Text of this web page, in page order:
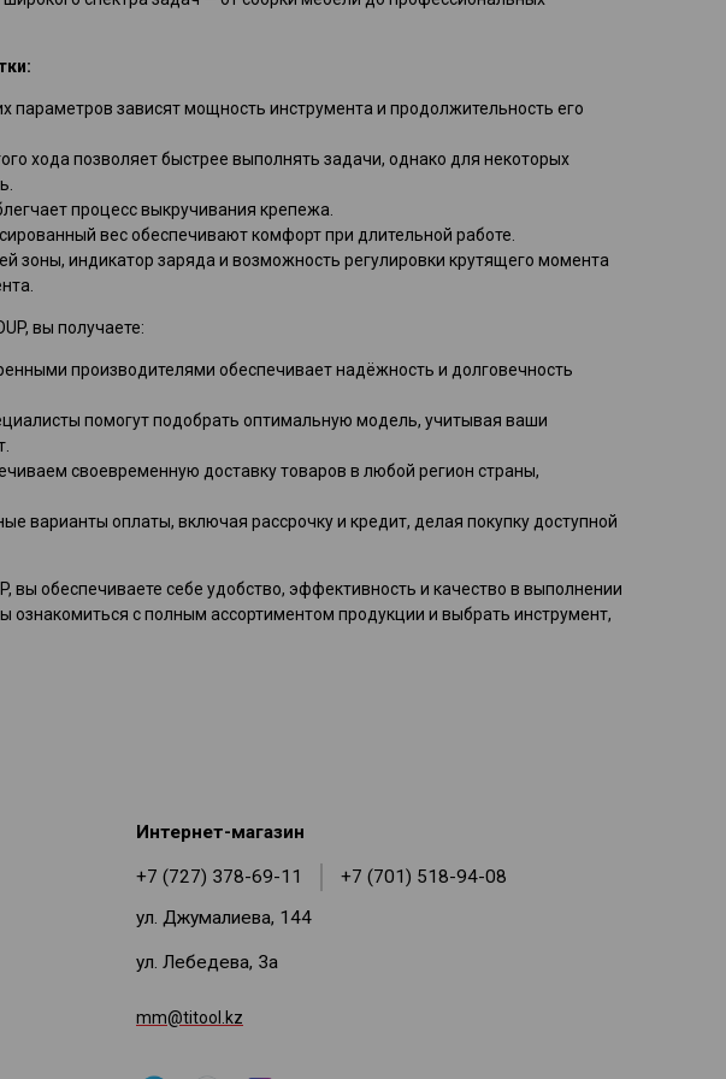
параметров зависят мощность инструмента и продолжительность его
хода позволяет быстрее выполнять задачи, однако для некоторых
процесс выкручивания крепежа.
вес обеспечивают комфорт при длительной работе.
зоны, индикатор заряда и возможность регулировки крутящего момента
вы получаете:
производителями обеспечивает надёжность и долговечность
помогут подобрать оптимальную модель, учитывая ваши
своевременную доставку товаров в любой регион страны,
варианты оплаты, включая рассрочку и кредит, делая покупку доступной
вы обеспечиваете себе удобство, эффективность и качество в выполнении
ознакомиться с полным ассортиментом продукции и выбрать инструмент,
Интернет-магазин
+7 (727) 378-69-11
+7 (701) 518-94-08
ул. Джумалиева, 144
ул. Лебедева, 3а
mm@titool.kz